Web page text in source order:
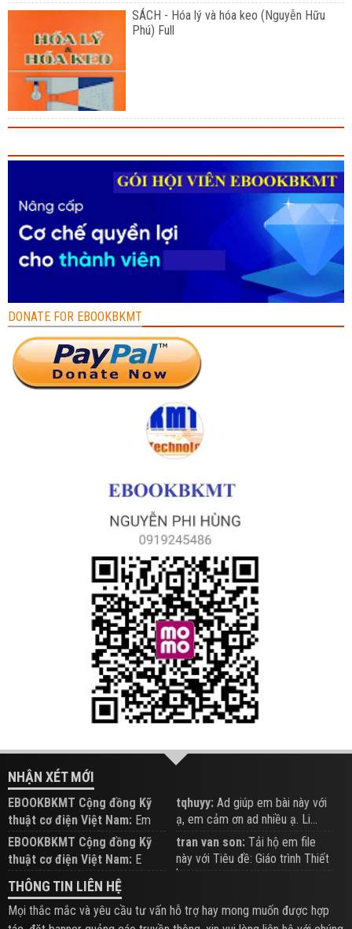
SÁCH - Hóa lý và hóa keo (Nguyễn Hữu
Phú) Full
DONATE FOR EBOOKBKMT
NHẬN XÉT MỚI
EBOOKBKMT Cộng đồng Kỹ
thuật cơ điện Việt Nam: Em
đăng trên Group hỗ trợ nhé
tqhuyy: Ad giúp em bài này với
ạ, em cảm ơn ad nhiều ạ. Li...
EBOOKBKMT Cộng đồng Kỹ
thuật cơ điện Việt Nam: E
xem hỗ trợ trên Group
tran van son: Tải hộ em file
này với Tiêu đề: Giáo trình Thiết
b...
THÔNG TIN LIÊN HỆ
Mọi thắc mắc và yêu cầu tư vấn hỗ trợ hay mong muốn được hợp